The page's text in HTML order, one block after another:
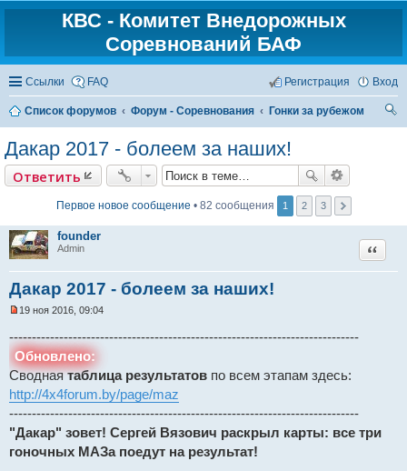
КВС - Комитет Внедорожных
Соревнований БАФ
Ссылки FAQ Вход
Регистрация
Список форумов Форум - Соревнования
Гонки за рубежом
Дакар 2017 - болеем за наших!
Ответить
Первое новое сообщение • 82 сообщения 1 2 3
founder
Admin
Дакар 2017 - болеем за наших!
п
р
о
ч
и
т
а
н
н
о
19 ноя 2016, 09:04
-----------------------------------------------------------------------------
Обновлено:
Своднаятаблица результатов по всем этапам здесь:
http://4x4forum.by/page/maz
-----------------------------------------------------------------------------
"Дакар" зовет! Сергей Вязович раскрыл карты: все три
гоночных МАЗа поедут на результат!